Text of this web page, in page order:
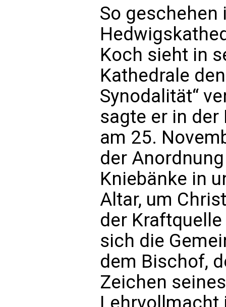
So geschehen
Koch sieht in
Kathedrale
Synodalität“
sagte er in der
am 25.
der
Kniebänke in
Altar, um
der
sich die
dem Bischof,
Zeichen